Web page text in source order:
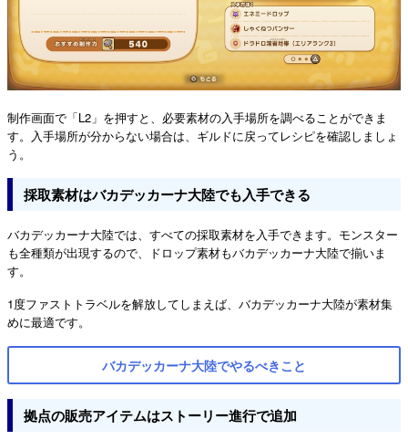
制作画面で「L2」を押すと、必要素材の入手場所を調べることができま
す。入手場所が分からない場合は、ギルドに戻ってレシピを確認しましょ
う。
採取素材はバカデッカーナ大陸でも入手できる
バカデッカーナ大陸では、すべての採取素材を入手できます。モンスター
も全種類が出現するので、ドロップ素材もバカデッカーナ大陸で揃いま
す。
1度ファストトラベルを解放してしまえば、バカデッカーナ大陸が素材集
めに最適です。
バカデッカーナ大陸でやるべきこと
拠点の販売アイテムはストーリー進行で追加